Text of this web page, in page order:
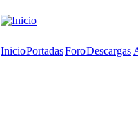
InicioPortadasForoDescargas